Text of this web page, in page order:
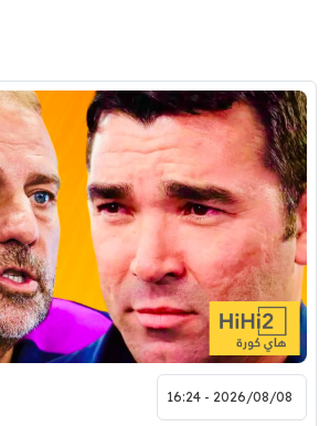
2026/08/08 - 16:24